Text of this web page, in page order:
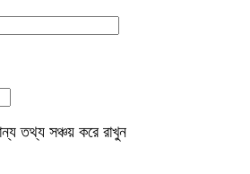
তথ্য সঞ্চয় করে রাখুন